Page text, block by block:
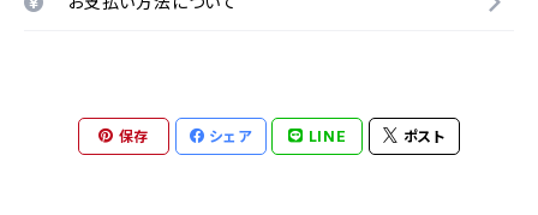
保存 シェア LINE ポスト